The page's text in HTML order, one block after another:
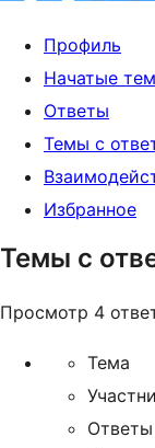
Профиль
Начатые
Ответы
Темы с
Избранное
Темы с
Просмотр 4
Тема
Ответы